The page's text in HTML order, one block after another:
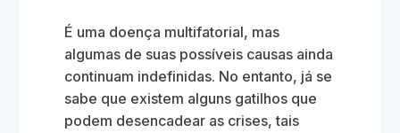
É uma doença multifatorial, mas
algumas de suas possíveis causas ainda
continuam indefinidas. No entanto, já se
sabe que existem alguns gatilhos que
podem desencadear as crises, tais